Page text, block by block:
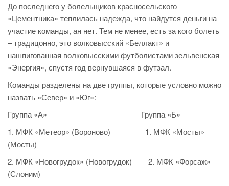
До последнего у болельщиков красносельского
«Цементника» теплилась надежда, что найдутся деньги на
участие команды, ан нет. Тем не менее, есть за кого болеть
– традицонно, это волковысский «Беллакт» и
нашпигованная волковысскими футболистами зельвенская
«Энергия», спустя год вернувшаяся в футзал.
Команды разделены на две группы, которые условно можно
назвать «Север» и «Юг»:
Группа «А» Группа «Б»
1. МФК «Метеор» (Вороново) 1. МФК «Мосты»
(Мосты)
2. МФК «Новогрудок» (Новогрудок) 2. МФК «Форсаж»
(Слоним)